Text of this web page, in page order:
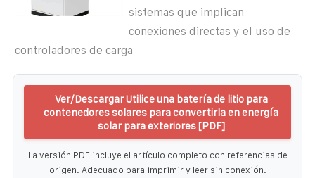
sistemas que implican
conexiones directas y el uso de
controladores de carga
Ver/Descargar Utilice una batería de litio para
contenedores solares para convertirla en energía
solar para exteriores [PDF]
La versión PDF incluye el artículo completo con referencias de
origen. Adecuado para imprimir y leer sin conexión.